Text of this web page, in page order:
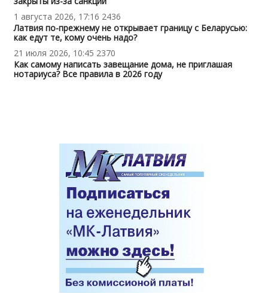
1 августа 2026, 17:16 2436
Латвия по-прежнему не открывает границу с Беларусью:
как едут те, кому очень надо?
21 июля 2026, 10:45 2370
Как самому написать завещание дома, не приглашая
нотариуса? Все правила в 2026 году